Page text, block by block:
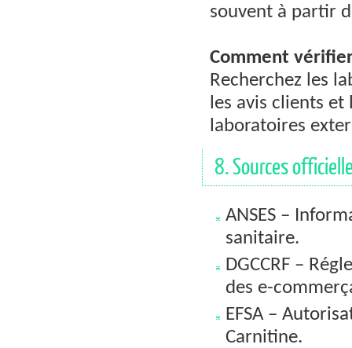
souvent à partir
Comment
Recherchez les
les avis clients et
laboratoires
8. Sources
ANSES –
sanitaire.
DGCCRF –
des e-
EFSA –
Carnitine.